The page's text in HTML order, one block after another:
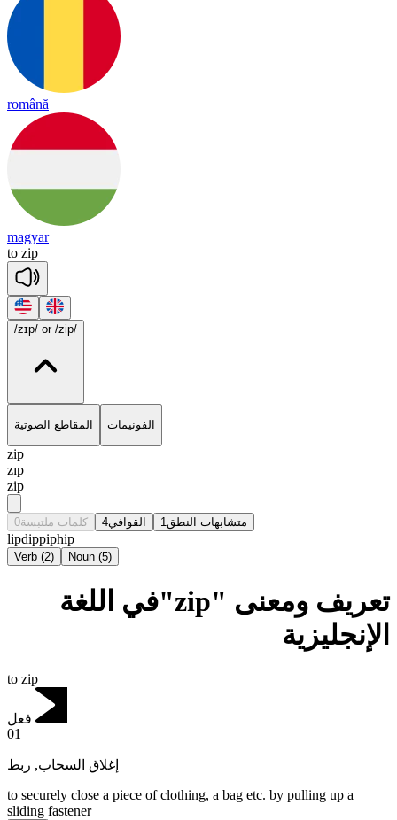
română
magyar
to zip
/zɪp/ or /zip/
المقاطع الصوتية الفونيمات
zip
zɪp
zip
كلمات ملتبسة0 القوافي4 متشابهات النطق 1
lipdippiphip
Verb (2) Noun (5)
تعريف ومعنى "zip"في اللغة
الإنجليزية
to zip
فعل
01
إغلاق السحاب, ربط
to securely close a piece of clothing, a bag etc. by pulling up a
sliding fastener